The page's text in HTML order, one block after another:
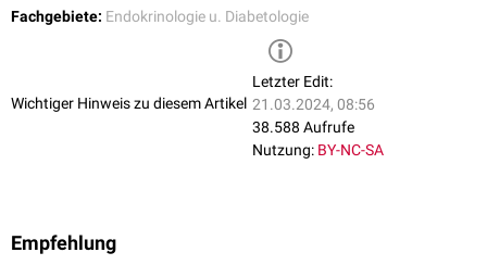
Fachgebiete: Endokrinologie u. Diabetologie
Wichtiger Hinweis zu diesem Artikel
Letzter Edit:
21.03.2024, 08:56
38.588 Aufrufe
Nutzung: BY-NC-SA
Empfehlung